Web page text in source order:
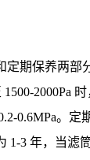
期保养两部
2000Pa
0.6MPa。定
1-3 年，当滤